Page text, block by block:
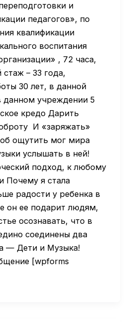
и
педагогов», по
квалификации
воспитания
, 72 часа,
– 33 года,
30 лет, в данной
данном учреждении 5
кредо Дарить
И «заряжать»
ощутить мог мира
услышать в ней!
подход, к любому
Почему я стала
радости у ребенка в
он ее подарит людям,
осознавать, что в
соединены два
— Дети и Музыка!
[wpforms